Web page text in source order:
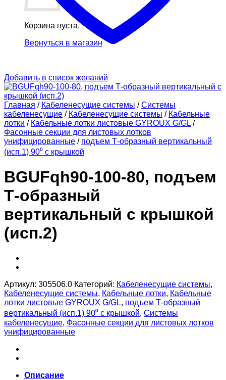
Корзина пуста.
Вернуться в магазин
Добавить в список желаний
Главная / Кабеленесущие системы / Системы
кабеленесущие / Кабеленесущие системы / Кабельные
лотки / Кабельные лотки листовые GYROUX G/GL /
Фасонные секции для листовых лотков
унифицированные / подъем Т-образный вертикальный
(исп.1) 90⁰ с крышкой
BGUFqh90-100-80, подъем
Т-образный
вертикальный с крышкой
(исп.2)
Артикул: 305506.0 Категорий: Кабеленесущие системы,
Кабеленесущие системы, Кабельные лотки, Кабельные
лотки листовые GYROUX G/GL, подъем Т-образный
вертикальный (исп.1) 90⁰ с крышкой, Системы
кабеленесущие, Фасонные секции для листовых лотков
унифицированные
Описание